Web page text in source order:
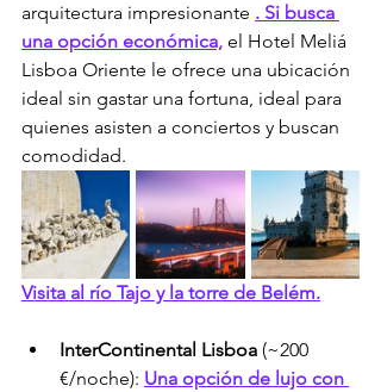
arquitectura impresionante . Si busca
una opción económica, el Hotel Meliá
Lisboa Oriente le ofrece una ubicación
ideal sin gastar una fortuna, ideal para
quienes asisten a conciertos y buscan
comodidad.
Visita al río Tajo y la torre de Belém.
InterContinental Lisboa (~200
€/noche): Una opción de lujo con